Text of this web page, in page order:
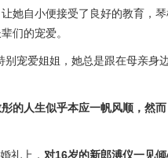
她自小便接受了良好的教育，
们的宠爱。
别宠爱姐姐，她总是跟在母亲身
的人生似乎本应一帆风顺，然
礼上， 对16岁的新郎溥仪一见倾